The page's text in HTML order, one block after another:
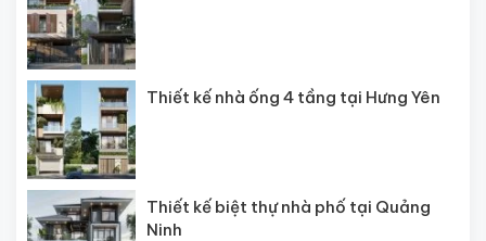
Thiết kế nhà ống 4 tầng tại Hưng Yên
Thiết kế biệt thự nhà phố tại Quảng
Ninh